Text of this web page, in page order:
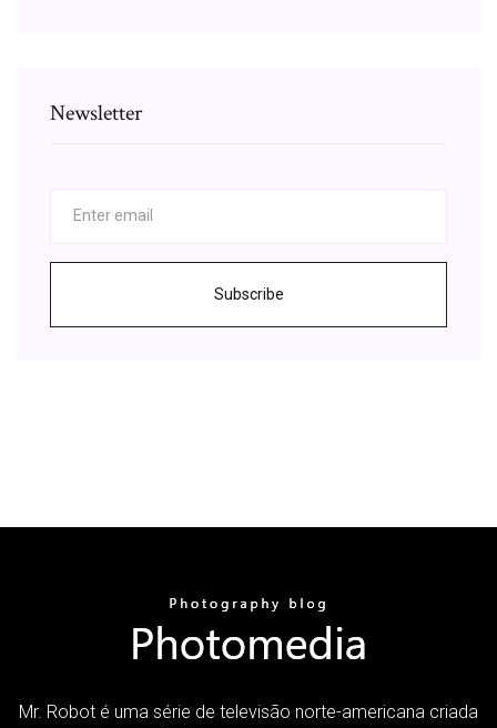
Newsletter
Subscribe
Mr. Robot é uma série de televisão norte-americana criada